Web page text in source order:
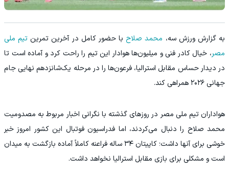
به گزارش ورزش سه، محمد صلاح با حضور کامل در آخرین تمرین تیم ملی
مصر، خیال کادر فنی و میلیون‌ها هوادار این تیم را راحت کرد و آماده است تا
در دیدار حساس مقابل استرالیا، فرعون‌ها را در مرحله یک‌شانزدهم نهایی جام
جهانی ۲۰۲۶ همراهی کند.
هواداران تیم ملی مصر در روزهای گذشته با نگرانی اخبار مربوط به مصدومیت
محمد صلاح را دنبال می‌کردند، اما فدراسیون فوتبال این کشور امروز خبر
خوشی برای آنها داشت؛ کاپیتان ۳۴ ساله فراعنه کاملاً آماده بازگشت به میدان
است و مشکلی برای بازی مقابل استرالیا نخواهد داشت.